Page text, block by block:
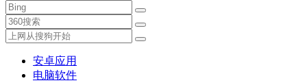
安卓应用
电脑软件